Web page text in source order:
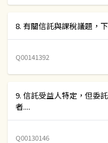
8. 有關信託與課稅議題，
Q00141392
9. 信託受益人特定，但委
者....
Q00130146